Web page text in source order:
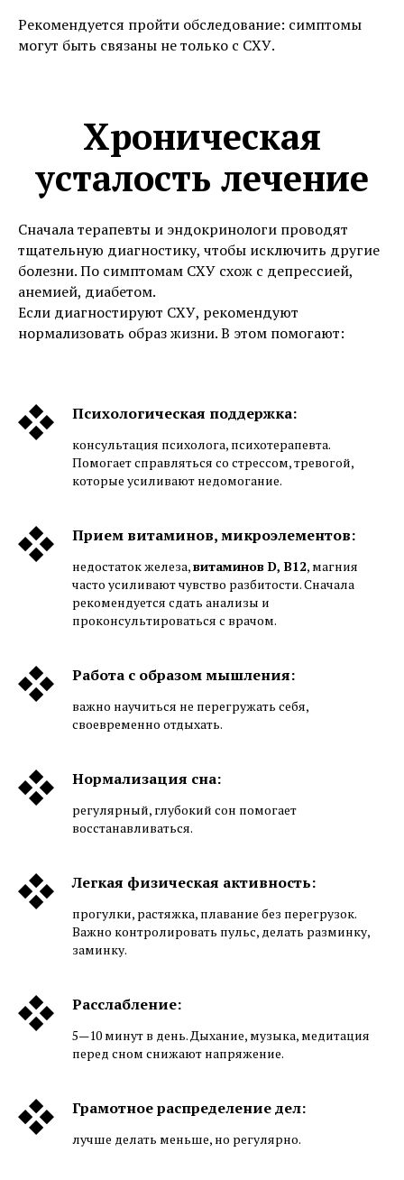
Рекомендуется пройти обследование: симптомы
могут быть связаны не только с СХУ.
Хроническая
усталость лечение
Сначала терапевты и эндокринологи проводят
тщательную диагностику, чтобы исключить другие
болезни. По симптомам СХУ схож с депрессией,
анемией, диабетом.
Если диагностируют СХУ, рекомендуют
нормализовать образ жизни. В этом помогают:
Психологическая поддержка:
консультация психолога, психотерапевта.
Помогает справляться со стрессом, тревогой,
которые усиливают недомогание.
Прием витаминов, микроэлементов:
недостаток железа,витаминов D, B12, магния
часто усиливают чувство разбитости. Сначала
рекомендуется сдать анализы и
проконсультироваться с врачом.
Работа с образом мышления:
важно научиться не перегружать себя,
своевременно отдыхать.
Нормализация сна:
регулярный, глубокий сон помогает
восстанавливаться.
Легкая физическая активность:
прогулки, растяжка, плавание без перегрузок.
Важно контролировать пульс, делать разминку,
заминку.
Расслабление:
5—10 минут в день. Дыхание, музыка, медитация
перед сном снижают напряжение.
Грамотное распределение дел:
лучше делать меньше, но регулярно.